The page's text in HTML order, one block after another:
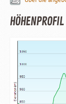
HÖHENPROFIL